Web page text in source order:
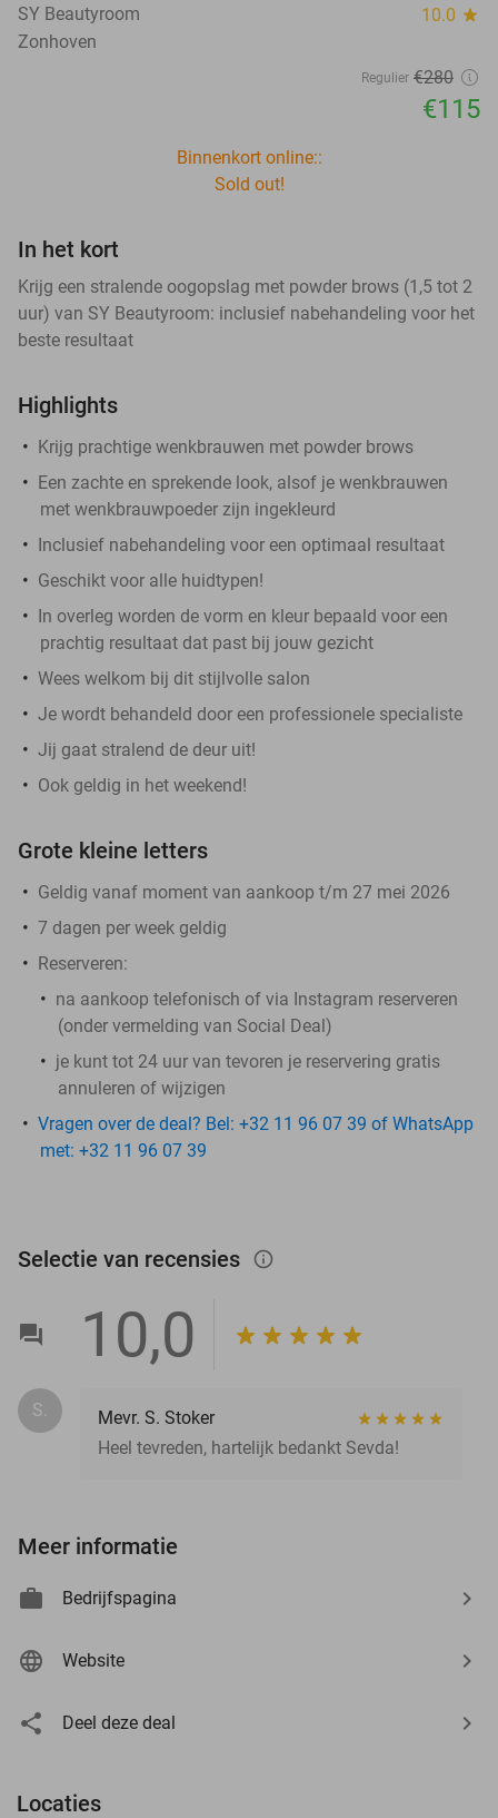
SY Beautyroom 10.0 star
Zonhoven
Regulier €280
€115
Binnenkort online::
Sold out!
In het kort
Krijg een stralende oogopslag met powder brows (1,5 tot 2
uur) van SY Beautyroom: inclusief nabehandeling voor het
beste resultaat
Highlights
Krijg prachtige wenkbrauwen met powder brows
Een zachte en sprekende look, alsof je wenkbrauwen
met wenkbrauwpoeder zijn ingekleurd
Inclusief nabehandeling voor een optimaal resultaat
Geschikt voor alle huidtypen!
In overleg worden de vorm en kleur bepaald voor een
prachtig resultaat dat past bij jouw gezicht
Wees welkom bij dit stijlvolle salon
Je wordt behandeld door een professionele specialiste
Jij gaat stralend de deur uit!
Ook geldig in het weekend!
Grote kleine letters
Geldig vanaf moment van aankoop t/m 27 mei 2026
7 dagen per week geldig
Reserveren:
na aankoop telefonisch of via Instagram reserveren
(onder vermelding van Social Deal)
je kunt tot 24 uur van tevoren je reservering gratis
annuleren of wijzigen
Vragen over de deal? Bel: +32 11 96 07 39 of WhatsApp
met: +32 11 96 07 39
Selectie van recensies info_outlined
10,0
S.
Mevr. S. Stoker
Heel tevreden, hartelijk bedankt Sevda!
Meer informatie
Bedrijfspagina
Website
Deel deze deal
Locaties